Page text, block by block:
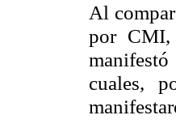
Al
por CMI,
manifestó
cuales,